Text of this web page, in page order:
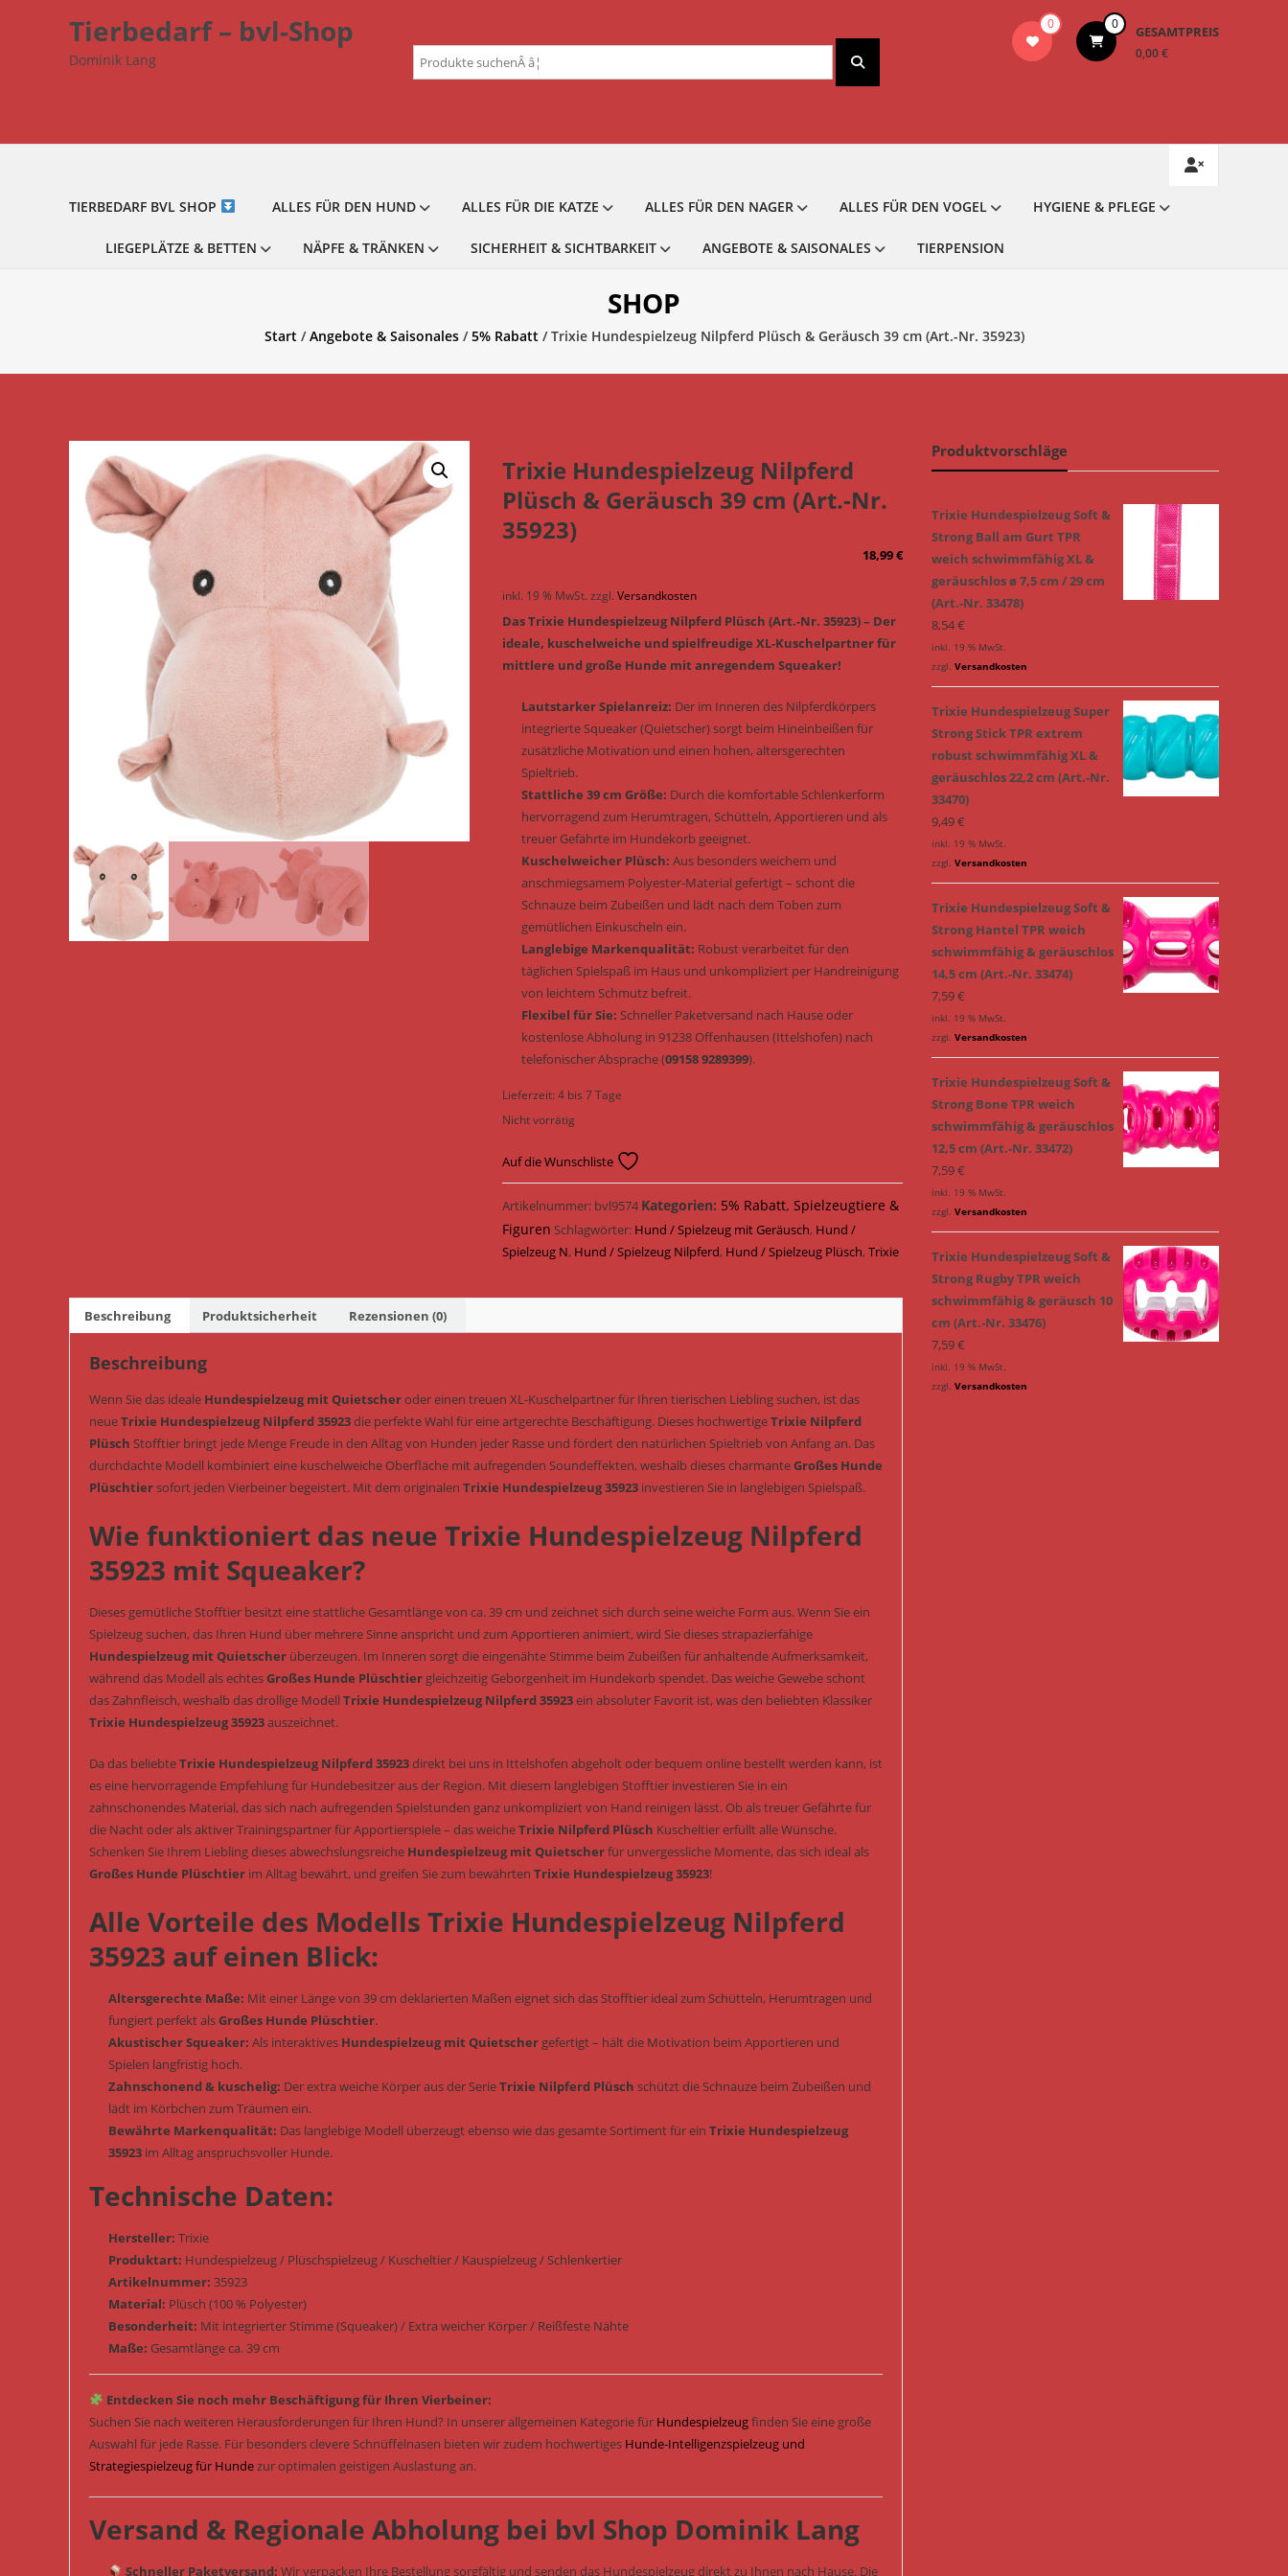
Tierbedarf – bvl-Shop
Dominik Lang
0 0 GESAMTPREIS
0,00 €
Suchen
nach:
TIERBEDARF BVL SHOP ALLES FÜR DEN HUND ALLES FÜR DIE KATZE ALLES FÜR DEN NAGER ALLES FÜR DEN VOGEL HYGIENE & PFLEGE
LIEGEPLÄTZE & BETTEN NÄPFE & TRÄNKEN SICHERHEIT & SICHTBARKEIT ANGEBOTE & SAISONALES TIERPENSION
SHOP
Start/Angebote & Saisonales/5% Rabatt/ Trixie Hundespielzeug Nilpferd Plüsch & Geräusch 39 cm (Art.-Nr. 35923)
Trixie Hundespielzeug Nilpferd
Plüsch & Geräusch 39 cm (Art.-Nr.
35923)
18,99€
inkl. 19 % MwSt. zzgl.Versandkosten
Das Trixie Hundespielzeug Nilpferd Plüsch (Art.-Nr. 35923) – Der
ideale, kuschelweiche und spielfreudige XL-Kuschelpartner für
mittlere und große Hunde mit anregendem Squeaker!
Lautstarker Spielanreiz: Der im Inneren des Nilpferdkörpers
integrierte Squeaker (Quietscher) sorgt beim Hineinbeißen für
zusätzliche Motivation und einen hohen, altersgerechten
Spieltrieb.
Stattliche 39 cm Größe: Durch die komfortable Schlenkerform
hervorragend zum Herumtragen, Schütteln, Apportieren und als
treuer Gefährte im Hundekorb geeignet.
Kuschelweicher Plüsch: Aus besonders weichem und
anschmiegsamem Polyester-Material gefertigt – schont die
Schnauze beim Zubeißen und lädt nach dem Toben zum
gemütlichen Einkuscheln ein.
Langlebige Markenqualität: Robust verarbeitet für den
täglichen Spielspaß im Haus und unkompliziert per Handreinigung
von leichtem Schmutz befreit.
Flexibel für Sie: Schneller Paketversand nach Hause oder
kostenlose Abholung in 91238 Offenhausen (Ittelshofen) nach
telefonischer Absprache (09158 9289399).
Lieferzeit:4 bis 7 Tage
Nicht vorrätig
Auf die Wunschliste
Artikelnummer: bvl9574Kategorien: 5% Rabatt,Spielzeugtiere &
Figuren Schlagwörter: Hund / Spielzeug mit Geräusch, Hund /
Spielzeug N, Hund / Spielzeug Nilpferd, Hund / Spielzeug Plüsch,Trixie
Beschreibung Produktsicherheit Rezensionen (0)
Beschreibung
Wenn Sie das ideale Hundespielzeug mit Quietscheroder einen treuen XL-Kuschelpartner für Ihren tierischen Liebling suchen, ist das
neueTrixie Hundespielzeug Nilpferd 35923die perfekte Wahl für eine artgerechte Beschäftigung. Dieses hochwertigeTrixie Nilpferd
Plüsch Stofftier bringt jede Menge Freude in den Alltag von Hunden jeder Rasse und fördert den natürlichen Spieltrieb von Anfang an. Das
durchdachte Modell kombiniert eine kuschelweiche Oberfläche mit aufregenden Soundeffekten, weshalb dieses charmanteGroßes Hunde
Plüschtiersofort jeden Vierbeiner begeistert. Mit dem originalen Trixie Hundespielzeug 35923 investieren Sie in langlebigen Spielspaß.
Wie funktioniert das neue Trixie Hundespielzeug Nilpferd
35923 mit Squeaker?
Dieses gemütliche Stofftier besitzt eine stattliche Gesamtlänge von ca. 39 cm und zeichnet sich durch seine weiche Form aus. Wenn Sie ein
Spielzeug suchen, das Ihren Hund über mehrere Sinne anspricht und zum Apportieren animiert, wird Sie dieses strapazierfähige
Hundespielzeug mit Quietscher überzeugen. Im Inneren sorgt die eingenähte Stimme beim Zubeißen für anhaltende Aufmerksamkeit,
während das Modell als echtesGroßes Hunde Plüschtier gleichzeitig Geborgenheit im Hundekorb spendet. Das weiche Gewebe schont
das Zahnfleisch, weshalb das drollige ModellTrixie Hundespielzeug Nilpferd 35923ein absoluter Favorit ist, was den beliebten Klassiker
Trixie Hundespielzeug 35923auszeichnet.
Da das beliebteTrixie Hundespielzeug Nilpferd 35923direkt bei uns in Ittelshofen abgeholt oder bequem online bestellt werden kann, ist
es eine hervorragende Empfehlung für Hundebesitzer aus der Region. Mit diesem langlebigen Stofftier investieren Sie in ein
zahnschonendes Material, das sich nach aufregenden Spielstunden ganz unkompliziert von Hand reinigen lässt. Ob als treuer Gefährte für
die Nacht oder als aktiver Trainingspartner für Apportierspiele – das weicheTrixie Nilpferd Plüsch Kuscheltier erfüllt alle Wünsche.
Schenken Sie Ihrem Liebling dieses abwechslungsreiche Hundespielzeug mit Quietscherfür unvergessliche Momente, das sich ideal als
Großes Hunde Plüschtier im Alltag bewährt, und greifen Sie zum bewährten Trixie Hundespielzeug 35923!
Alle Vorteile des Modells Trixie Hundespielzeug Nilpferd
35923 auf einen Blick:
Altersgerechte Maße: Mit einer Länge von 39 cm deklarierten Maßen eignet sich das Stofftier ideal zum Schütteln, Herumtragen und
fungiert perfekt alsGroßes Hunde Plüschtier.
Akustischer Squeaker: Als interaktives Hundespielzeug mit Quietscher gefertigt – hält die Motivation beim Apportieren und
Spielen langfristig hoch.
Zahnschonend & kuschelig: Der extra weiche Körper aus der SerieTrixie Nilpferd Plüsch schützt die Schnauze beim Zubeißen und
lädt im Körbchen zum Träumen ein.
Bewährte Markenqualität: Das langlebige Modell überzeugt ebenso wie das gesamte Sortiment für ein Trixie Hundespielzeug
35923 im Alltag anspruchsvoller Hunde.
Technische Daten:
Hersteller: Trixie
Produktart: Hundespielzeug / Plüschspielzeug / Kuscheltier / Kauspielzeug / Schlenkertier
Artikelnummer: 35923
Material: Plüsch (100 % Polyester)
Besonderheit: Mit integrierter Stimme (Squeaker) / Extra weicher Körper / Reißfeste Nähte
Maße: Gesamtlänge ca. 39 cm
Entdecken Sie noch mehr Beschäftigung für Ihren Vierbeiner:
Suchen Sie nach weiteren Herausforderungen für Ihren Hund? In unserer allgemeinen Kategorie für Hundespielzeugfinden Sie eine große
Auswahl für jede Rasse. Für besonders clevere Schnüffelnasen bieten wir zudem hochwertiges Hunde-Intelligenzspielzeug und
Strategiespielzeug für Hundezur optimalen geistigen Auslastung an.
Versand & Regionale Abholung bei bvl Shop Dominik Lang
Schneller Paketversand: Wir verpacken Ihre Bestellung sorgfältig und senden das Hundespielzeug direkt zu Ihnen nach Hause. Die
Produktvorschläge
Trixie Hundespielzeug Soft &
Strong Ball am Gurt TPR
weich schwimmfähig XL &
geräuschlos ø 7,5 cm / 29 cm
(Art.-Nr. 33478)
8,54€
inkl. 19 % MwSt.
zzgl. Versandkosten
Trixie Hundespielzeug Super
Strong Stick TPR extrem
robust schwimmfähig XL &
geräuschlos 22,2 cm (Art.-Nr.
33470)
9,49€
inkl. 19 % MwSt.
zzgl. Versandkosten
Trixie Hundespielzeug Soft &
Strong Hantel TPR weich
schwimmfähig & geräuschlos
14,5 cm (Art.-Nr. 33474)
7,59€
inkl. 19 % MwSt.
zzgl. Versandkosten
Trixie Hundespielzeug Soft &
Strong Bone TPR weich
schwimmfähig & geräuschlos
12,5 cm (Art.-Nr. 33472)
7,59€
inkl. 19 % MwSt.
zzgl. Versandkosten
Trixie Hundespielzeug Soft &
Strong Rugby TPR weich
schwimmfähig & geräusch 10
cm (Art.-Nr. 33476)
7,59€
inkl. 19 % MwSt.
zzgl. Versandkosten